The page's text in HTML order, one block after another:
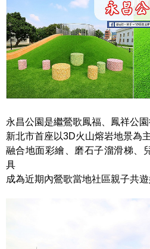
永昌公園是繼鶯歌鳳福、鳳祥公
新北市首座以3D火山熔岩地景為
融合地面彩繪、磨石子溜滑梯、
具
成為近期內鶯歌當地社區親子共